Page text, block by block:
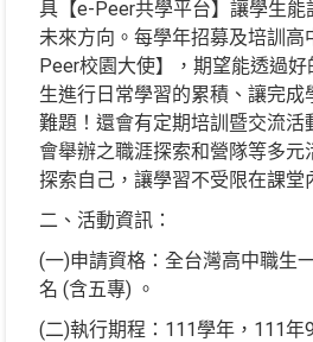
具【e-Peer共學平台】讓學生能
未來方向。每學年招募及培訓高
Peer校園大使】，期望能透過
生進行日常學習的累積、讓完成
難題！還會有定期培訓暨交流活
會舉辦之職涯探索和營隊等多元
探索自己，讓學習不受限在課堂
二、活動資訊：
(一)申請資格：全台灣高中職生
名 (含五專) 。
(二)執行期程：111學年，111年